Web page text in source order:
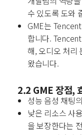
수 있도록 도와
GME는
합니다.
해, 오디오 처리
왔습니다.
2.2 GME 장점,
성능 음성 채팅
낮은 리소스 사
을 보장한다는